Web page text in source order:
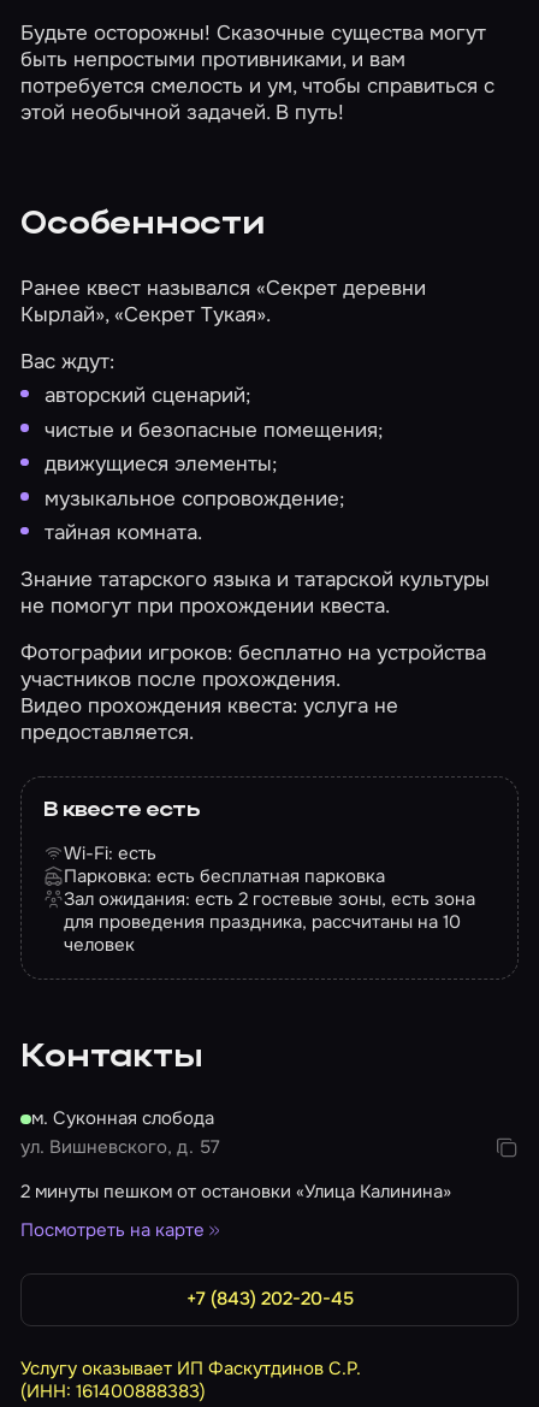
Будьте осторожны! Сказочные существа могут
быть непростыми противниками, и вам
потребуется смелость и ум, чтобы справиться с
этой необычной задачей. В путь!
Особенности
Ранее квест назывался «Секрет деревни
Кырлай», «Секрет Тукая».
Вас ждут:
авторский сценарий;
чистые и безопасные помещения;
движущиеся элементы;
музыкальное сопровождение;
тайная комната.
Знание татарского языка и татарской культуры
не помогут при прохождении квеста.
Фотографии игроков: бесплатно на устройства
участников после прохождения.
Видео прохождения квеста: услуга не
предоставляется.
В квесте есть
Wi-Fi: есть
Парковка: есть бесплатная парковка
Зал ожидания: есть 2 гостевые зоны, есть зона
для проведения праздника, рассчитаны на 10
человек
Контакты
м. Суконная слобода
ул. Вишневского, д. 57
2 минуты пешком от остановки «Улица Калинина»
Посмотреть на карте
+7 (843) 202-20-45
Услугу оказывает ИП Фаскутдинов С.Р.
(ИНН: 161400888383)